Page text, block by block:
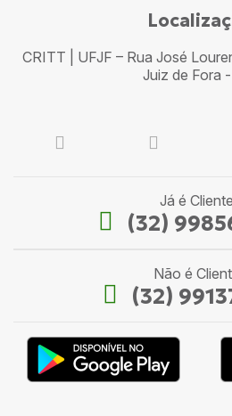
CRITT | UFJF – Rua José
Juiz de Fora
Já é
(32)
Não é
(32)